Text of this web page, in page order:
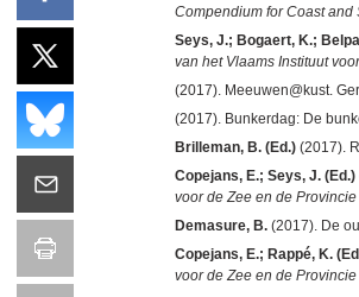
Compendium for Coast and
Seys, J.; Bogaert, K.;
van het Vlaams Instituut
(2017). Meeuwen@kust.
(2017). Bunkerdag: De
Brilleman, B. (Ed.) (2017).
Copejans, E.; Seys, J. (Ed.)
voor de Zee en de
Demasure, B. (2017). De
Copejans, E.; Rappé, K.
voor de Zee en de